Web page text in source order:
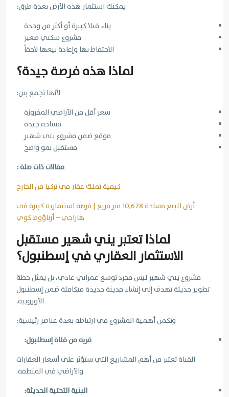
يمكنك استثمار هذه الأرض بعدة طرق:
بناء فيلا كبيرة أو أكثر من وحدة
مشروع سكني صغير
الاحتفاظ بها وإعادة بيعها لاحقاً
لماذا هذه فرصة جيدة؟
لأنها تجمع بين:
سعر أقل من الأراضي المفروزة
مساحة جيدة
موقع ضمن مشروع يني شهير
مستقبل نمو واضح
مقالات ذات صلة :
كيفية تملك عقار في تركيا من الخارج
أرض للبيع مساحة 10,678 متر مربع | فرصة استثمارية كبيرة في
هاراجي – أرناؤوط كوي
لماذا تعتبر يني شهير مستقبل
الاستثمار العقاري فيإسطنبول؟
مشروع يني شهير ليس مجرد توسع عمراني عادي، بل يمثل خطة
تطوير حديثة تهدف إلى إنشاء مدينة جديدة متكاملة ضمن إسطنبول
الأوروبية.
وتكمن أهمية المشروع في ارتباطه بعدة عناصر رئيسية:
قربه من قناة إسطنبول:
القناة تعتبر من أهم المشاريع التي ستؤثر على أسعار العقارات
والأراضي في المنطقة.
البنية التحتية الحديثة: